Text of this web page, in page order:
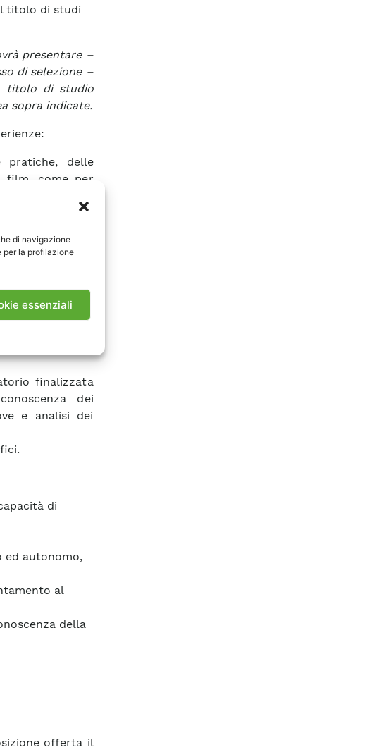
di navigazione
per la profilazione
essenziali
titolo di studi
presentare –
di selezione –
titolo di studio
sopra indicate.
pratiche, delle
film, come per
solvotermali e
coating e spin-
principali per i
come
di energia di
di proprietà
metodologie e
finalizzata
dei
e analisi dei
di
ed autonomo,
al
della
offerta il